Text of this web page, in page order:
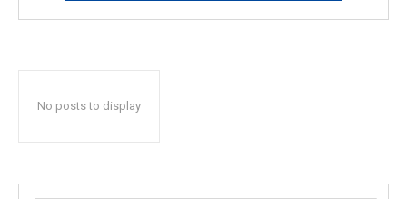
No posts to display